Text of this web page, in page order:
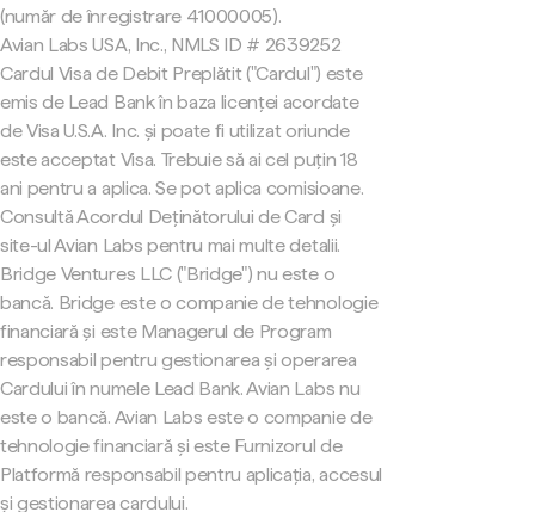
(număr de înregistrare 41000005).
Avian Labs USA, Inc., NMLS ID # 2639252
Cardul Visa de Debit Preplătit ("Cardul") este
emis de Lead Bank în baza licenței acordate
de Visa U.S.A. Inc. și poate fi utilizat oriunde
este acceptat Visa. Trebuie să ai cel puțin 18
ani pentru a aplica. Se pot aplica comisioane.
Consultă Acordul Deținătorului de Card și
site-ul Avian Labs pentru mai multe detalii.
Bridge Ventures LLC ("Bridge") nu este o
bancă. Bridge este o companie de tehnologie
financiară și este Managerul de Program
responsabil pentru gestionarea și operarea
Cardului în numele Lead Bank. Avian Labs nu
este o bancă. Avian Labs este o companie de
tehnologie financiară și este Furnizorul de
Platformă responsabil pentru aplicația, accesul
și gestionarea cardului.